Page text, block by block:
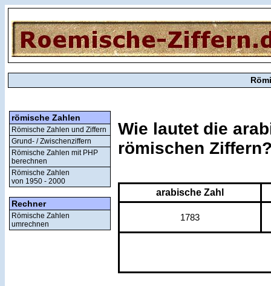
römische Zahlen
Römische Zahlen und Ziffern
Grund- / Zwischenziffern
Römische Zahlen mit PHP
berechnen
Römische Zahlen
von 1950 - 2000
Rechner
Römische Zahlen
umrechnen
Wie lautet die
römischen
arabische Zahl
1783